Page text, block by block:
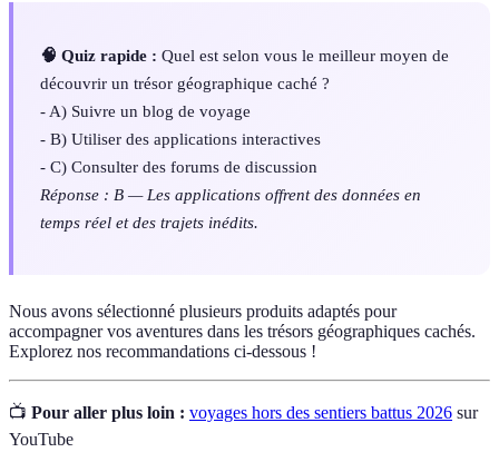
🧠 Quiz rapide : Quel est selon vous le meilleur moyen de
découvrir un trésor géographique caché ?
- A) Suivre un blog de voyage
- B) Utiliser des applications interactives
- C) Consulter des forums de discussion
Réponse : B — Les applications offrent des données en
temps réel et des trajets inédits.
Nous avons sélectionné plusieurs produits adaptés pour
accompagner vos aventures dans les trésors géographiques cachés.
Explorez nos recommandations ci-dessous !
📺 Pour aller plus loin : voyages hors des sentiers battus 2026 sur
YouTube